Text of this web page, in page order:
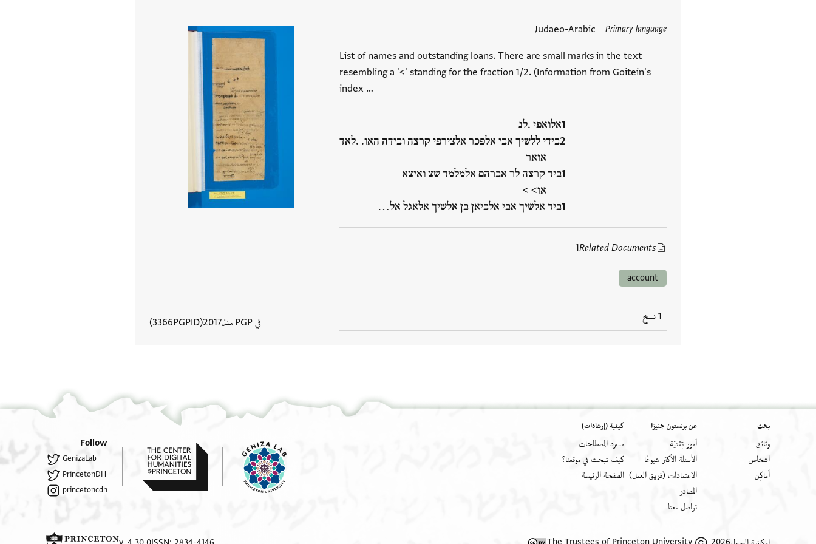
Primary language
Judaeo-Arabic
List of names and outstanding loans. There are small marks in the text
resembling a '<' standing for the fraction 1/2. (Information from Goitein's
index …
אלואפי .לנ
בידי ללשיך אבי אלפכר אלצירפי קרצה ובידה האו. .לאד
אואר
ביד קרצה לר אברהם אלמלמד שצ ואיצא
או> >
ביד אלשיך אבי אלביאן בן אלשיך אלאגל אל…
Related Documents
1
العلامات
account
1 نسخ في PGP منذ 2017
PGPID
3366
بحث
وثائق
اشخاص
أَماكِن
عن برنستون جنيزا
أمور تِقنيّة
الأسئلة الأكثر شيوعًا
الاعتمادات (فريق العمل)
المصادر
تواصل معنا
كيفية (إرشادات)
مسرد المصطلحات
كيف تبحث في موقعنا؟
الصفحة الرئيسة
Follow
GenizaLab
PrincetonDH
princetoncdh